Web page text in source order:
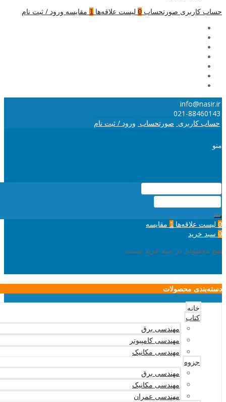
حساب کاربری صورتحساب 0 لیست علاقه‌ها 1 مقایسه ورود / ثبت نام
info@nasir.ir
021-88460143
حساب کاربری صورتحساب ورود / ثبت نام
منو
0 لیست علاقه‌ها 1 مقایسه
0 سبد خرید
هیچ محصولی در سبد خرید نیست.
دسته‌بندی محصولات
خانه
کتاب
مهندسی برق
مهندسی کامپیوتر
مهندسی مکانیک
جزوه
مهندسی برق
مهندسی مکانیک
مهندسی عمران